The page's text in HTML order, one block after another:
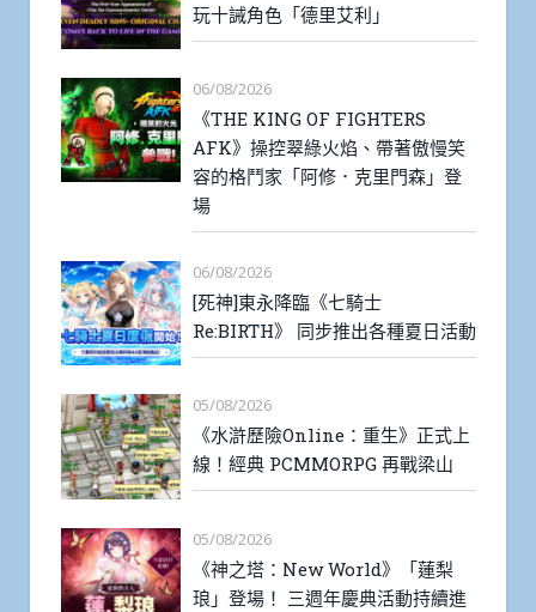
玩十誡角色「德里艾利」
06/08/2026
《THE KING OF FIGHTERS
AFK》操控翠綠火焰、帶著傲慢笑
容的格鬥家「阿修．克里門森」登
場
06/08/2026
[死神]東永降臨《七騎士
Re:BIRTH》 同步推出各種夏日活動
05/08/2026
《水滸歷險Online：重生》正式上
線！經典 PCMMORPG 再戰梁山
05/08/2026
《神之塔：New World》「蓮梨
琅」登場！ 三週年慶典活動持續進